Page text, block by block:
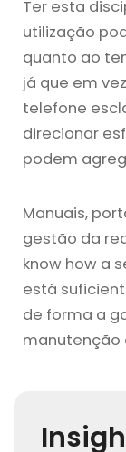
Ter esta
utilização
quanto ao
já que em
telefone
direcionar
podem
Manuais,
gestão da
know how a
está
de forma a
manutenção